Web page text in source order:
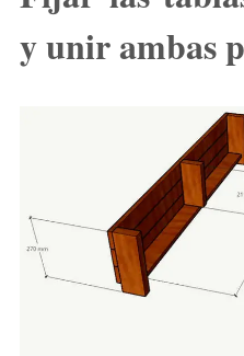
y unir ambas